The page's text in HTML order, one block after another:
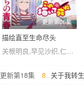
更新第06集
描绘直至生命尽头
关根明良,早见沙织,仁见纱绫,藤村花音,日高范子,种崎敦美,野上尤加奈,井上喜久子
更新第18集 8. 关于我转生变成史